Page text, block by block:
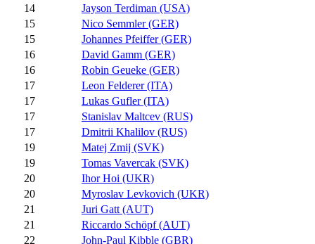
14
Jayson Terdiman (USA)
15
Nico Semmler (GER)
15
Johannes Pfeiffer (GER)
16
David Gamm (GER)
16
Robin Geueke (GER)
17
Leon Felderer (ITA)
17
Lukas Gufler (ITA)
17
Stanislav Maltcev (RUS)
17
Dmitrii Khalilov (RUS)
19
Matej Zmij (SVK)
19
Tomas Vavercak (SVK)
20
Ihor Hoi (UKR)
20
Myroslav Levkovich (UKR)
21
Juri Gatt (AUT)
21
Riccardo Schöpf (AUT)
22
John-Paul Kibble (GBR)